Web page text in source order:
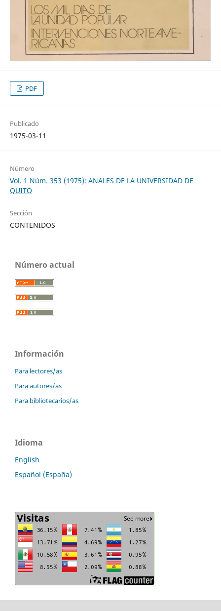
PDF
Publicado
1975-03-11
Número
Vol. 1 Núm. 353 (1975): ANALES DE LA UNIVERSIDAD DE
QUITO
Sección
CONTENIDOS
Número actual
Información
Para lectores/as
Para autores/as
Para bibliotecarios/as
Idioma
English
Español (España)